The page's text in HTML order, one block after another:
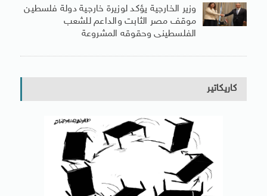
وزير الخارجية يؤكد لوزيرة خارجية دولة فلسطين
موقف مصر الثابت والداعم للشعب
الفلسطينى وحقوقه المشروعة
كاريكاتير